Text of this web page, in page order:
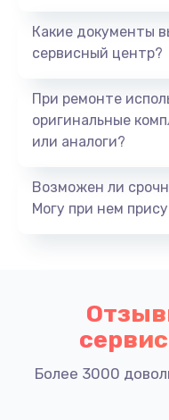
Какие документы
сервисный центр?
При ремонте
оригинальные
или аналоги?
Возможен ли
Могу при нем
Более 3000